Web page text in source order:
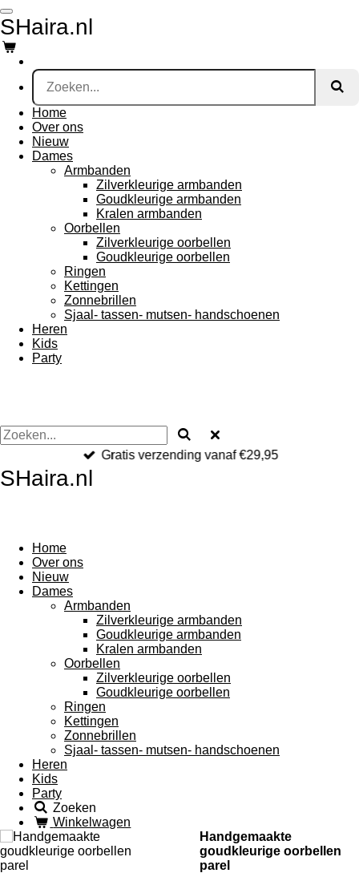
Ga
direct
naar
de
hoofdinhoud
SHaira.nl
Home
Over ons
Nieuw
Dames
Armbanden
Zilverkleurige armbanden
Goudkleurige armbanden
Kralen armbanden
Oorbellen
Zilverkleurige oorbellen
Goudkleurige oorbellen
Ringen
Kettingen
Zonnebrillen
Sjaal- tassen- mutsen- handschoenen
Heren
Kids
Party
Gratis verzending vanaf €29,95
SHaira.nl
Home
Over ons
Nieuw
Dames
Armbanden
Zilverkleurige armbanden
Goudkleurige armbanden
Kralen armbanden
Oorbellen
Zilverkleurige oorbellen
Goudkleurige oorbellen
Ringen
Kettingen
Zonnebrillen
Sjaal- tassen- mutsen- handschoenen
Heren
Kids
Party
Zoeken
Winkelwagen
Handgemaakte
goudkleurige oorbellen
parel